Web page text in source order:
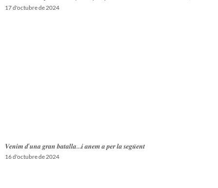
17 d'octubre de 2024
𝑽𝒆𝒏𝒊𝒎 𝒅’𝒖𝒏𝒂 𝒈𝒓𝒂𝒏 𝒃𝒂𝒕𝒂𝒍𝒍𝒂…𝒊 𝒂𝒏𝒆𝒎 𝒂 𝒑𝒆𝒓 𝒍𝒂 𝒔𝒆𝒈𝒖̈𝒆𝒏𝒕
16 d'octubre de 2024